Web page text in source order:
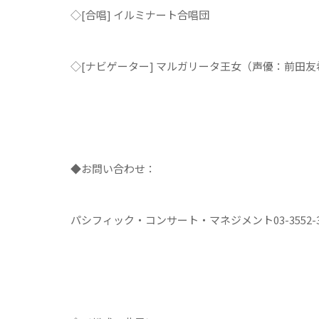
◇[合唱] イルミナート合唱団
◇[ナビゲーター] マルガリータ王女（声優：前田友
◆お問い合わせ：
パシフィック・コンサート・マネジメント03-3552-